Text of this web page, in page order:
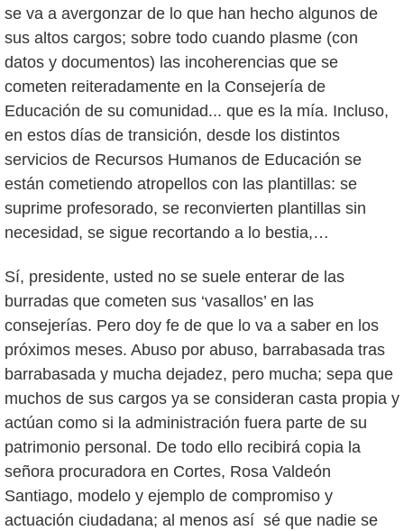
se va a avergonzar de lo que han hecho algunos de
sus altos cargos; sobre todo cuando plasme (con
datos y documentos) las incoherencias que se
cometen reiteradamente en la Consejería de
Educación de su comunidad... que es la mía. Incluso,
en estos días de transición, desde los distintos
servicios de Recursos Humanos de Educación se
están cometiendo atropellos con las plantillas: se
suprime profesorado, se reconvierten plantillas sin
necesidad, se sigue recortando a lo bestia,…
Sí, presidente, usted no se suele enterar de las
burradas que cometen sus ‘vasallos’ en las
consejerías. Pero doy fe de que lo va a saber en los
próximos meses. Abuso por abuso, barrabasada tras
barrabasada y mucha dejadez, pero mucha; sepa que
muchos de sus cargos ya se consideran casta propia y
actúan como si la administración fuera parte de su
patrimonio personal. De todo ello recibirá copia la
señora procuradora en Cortes, Rosa Valdeón
Santiago, modelo y ejemplo de compromiso y
actuación ciudadana; al menos así sé que nadie se